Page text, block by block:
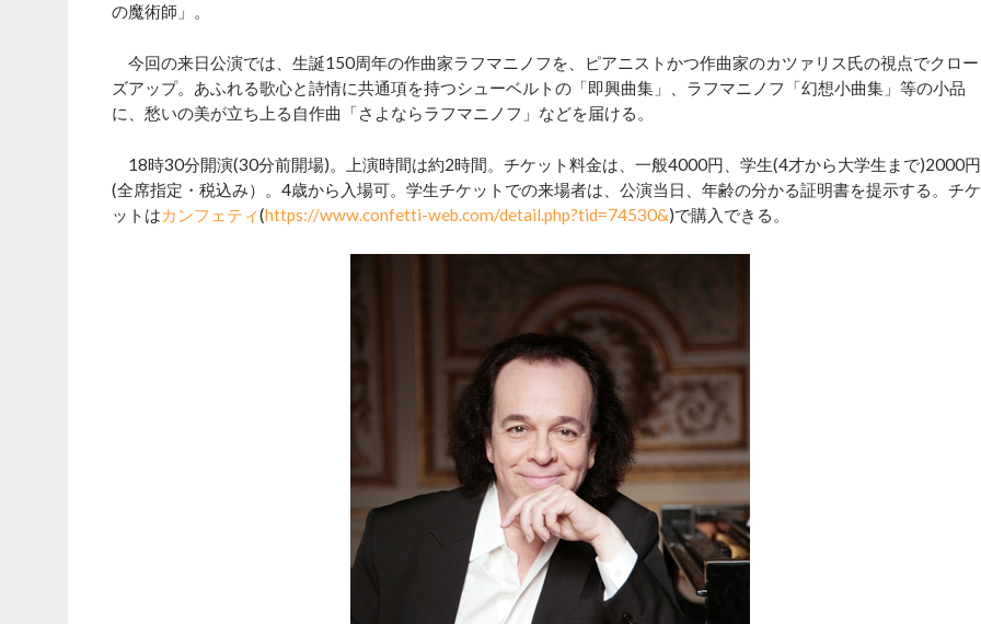
の魔術師」。
今回の来日公演では、生誕150周年の作曲家ラフマニノフを、ピアニストかつ作曲家のカツァリス氏の視点でクロー
ズアップ。あふれる歌心と詩情に共通項を持つシューベルトの「即興曲集」、ラフマニノフ「幻想小曲集」等の小品
に、愁いの美が立ち上る自作曲「さよならラフマニノフ」などを届ける。
18時30分開演(30分前開場)。上演時間は約2時間。チケット料金は、一般4000円、学生(4才から大学生まで)2000円
(全席指定・税込み）。4歳から入場可。学生チケットでの来場者は、公演当日、年齢の分かる証明書を提示する。チケ
ットはカンフェティ(https://www.confetti-web.com/detail.php?tid=74530&)で購入できる。